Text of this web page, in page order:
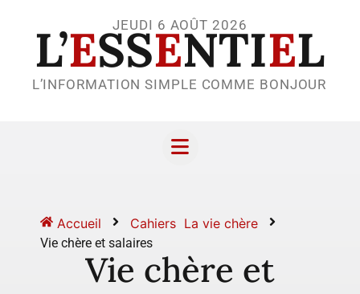
JEUDI 6 AOÛT 2026
L’ESSENTIEL
L’INFORMATION SIMPLE COMME BONJOUR
Accueil Cahiers La vie chère
Vie chère et salaires
Vie chère et